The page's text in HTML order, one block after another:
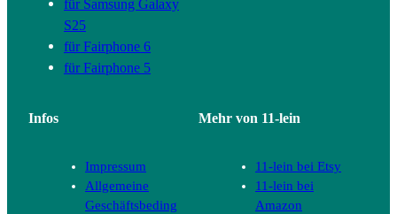
für Samsung Galaxy
S25
für Fairphone 6
für Fairphone 5
Infos
Impressum
Allgemeine
Geschäftsbeding
Mehr von 11-lein
11-lein bei Etsy
11-lein bei
Amazon